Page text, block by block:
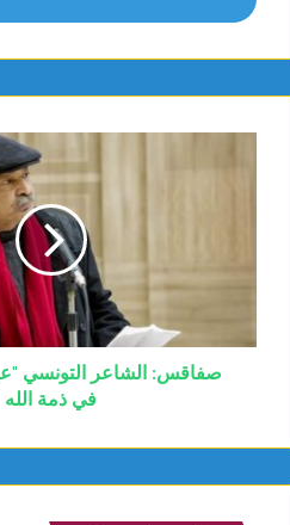
صفاقس: الشاعر التونسي
في ذمة الله